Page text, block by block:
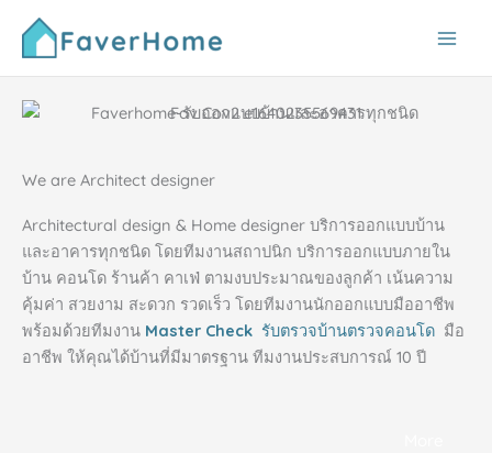
content
We are Architect designer
Architectural design & Home designer บริการออกแบบบ้าน
และอาคารทุกชนิด โดยทีมงานสถาปนิก บริการออกแบบภายใน
บ้าน คอนโด ร้านค้า คาเฟ่ ตามงบประมาณของลูกค้า เน้นความ
คุ้มค่า สวยงาม สะดวก รวดเร็ว โดยทีมงานนักออกแบบมืออาชีพ
พร้อมด้วยทีมงาน Master Check รับตรวจบ้านตรวจคอนโด มือ
อาชีพ ให้คุณได้บ้านที่มีมาตรฐาน ทีมงานประสบการณ์ 10 ปี